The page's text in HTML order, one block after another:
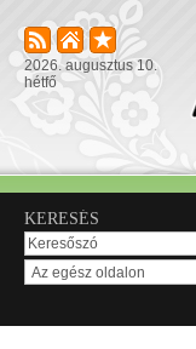
2026. augusztus 10.
hétfő
KERESÉS